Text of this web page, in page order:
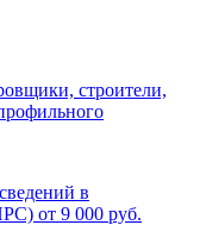
строители,
в
от 9 000 руб.